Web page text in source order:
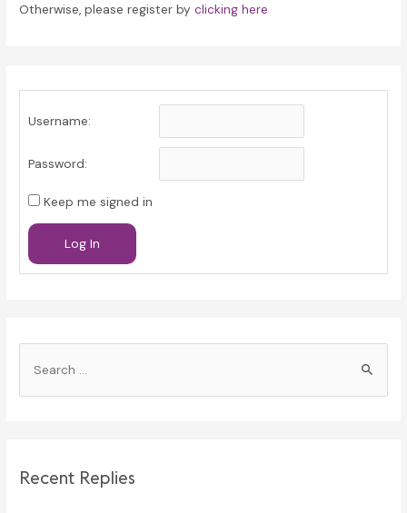
Otherwise, please register byclicking here
Username:
Password:
Keep me signed in
Log In
h
Recent Replies